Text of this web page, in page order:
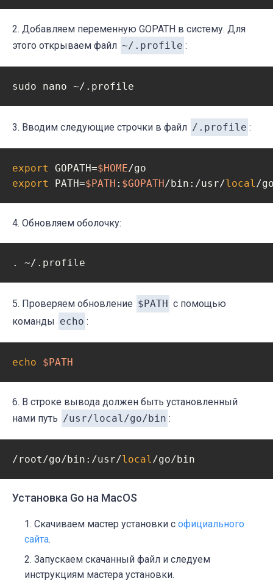
2. Добавляем переменную GOPATH в систему. Для
этого открываем файл ~/.profile :
3. Вводим следующие строчки в файл /.profile :
export GOPATH=$HOME
export
PATH=$PATH : $GOPATH/bin:/usr/local
4. Обновляем оболочку:
5. Проверяем обновление $PATH с помощью
команды echo :
echo $PATH
6. В строке вывода должен быть установленный
нами путь /usr/local/go/bin :
/root/go/bin:/usr/local
Установка Go на MacOS
Скачиваем мастер установки с официального
сайта.
Запускаем скачанный файл и следуем
инструкциям мастера установки.